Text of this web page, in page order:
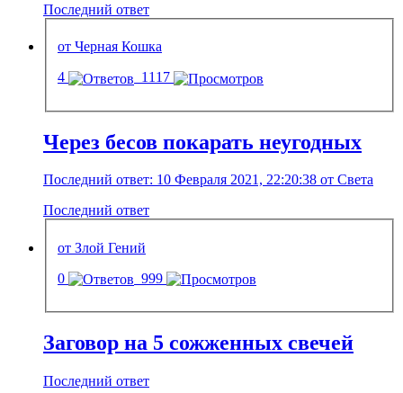
Последний ответ
от Черная Кошка
4
1117
Через бесов покарать неугодных
Последний ответ: 10 Февраля 2021, 22:20:38 от Света
Последний ответ
от Злой Гений
0
999
Заговор на 5 сожженных свечей
Последний ответ